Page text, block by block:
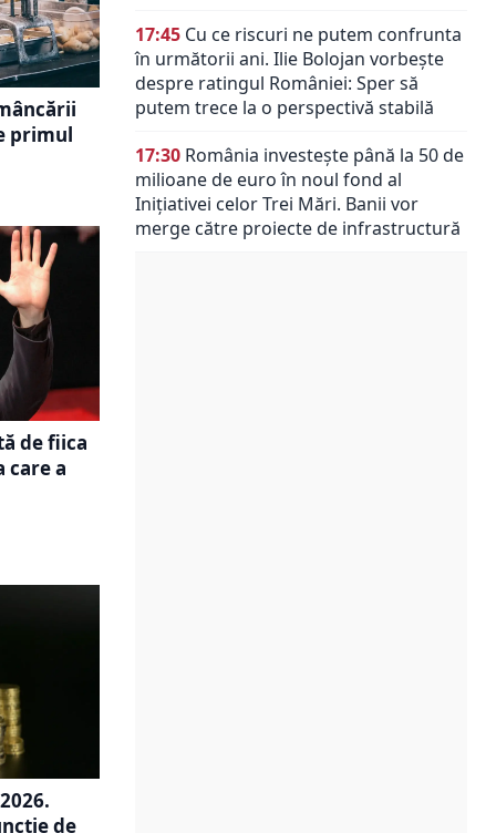
primul
de fiica
care a
de
17:45 Cu ce riscuri ne putem confrunta
în următorii ani. Ilie Bolojan vorbește
despre ratingul României: Sper să
putem trece la o perspectivă stabilă
17:30 România investește până la 50 de
milioane de euro în noul fond al
Inițiativei celor Trei Mări. Banii vor
merge către proiecte de infrastructură